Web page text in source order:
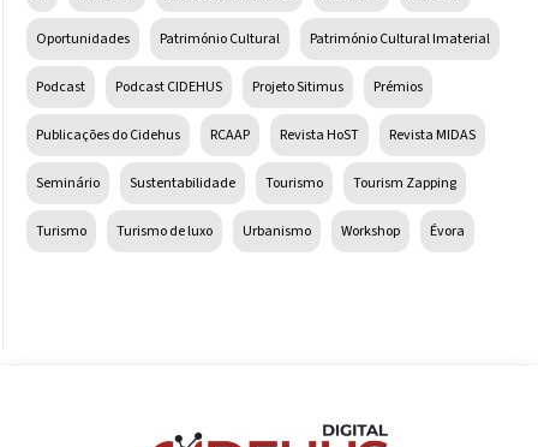
Oportunidades Património Cultural Património Cultural Imaterial
Podcast Podcast CIDEHUS Projeto Sitimus Prémios
Publicações do Cidehus RCAAP Revista HoST Revista MIDAS
Seminário Sustentabilidade Tourismo Tourism Zapping
Turismo Turismo de luxo Urbanismo Workshop Évora